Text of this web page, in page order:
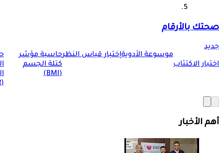
صحتك بالأرقام
جديد
اختبار الاكتئاب
موسوعة الأدويةإختبار قياس النظرحاسبة مؤشر
كتلة الجسم
(BMI)
(BMR)
أهم الأخبار